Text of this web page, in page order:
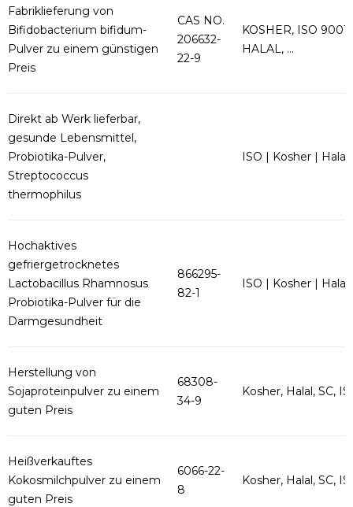
Fabriklieferung von
Bifidobacterium bifidum-
Pulver zu einem günstigen
Preis
CAS NO.
206632-
22-9
KOSHER, ISO 9001,
HALAL, ...
Direkt ab Werk lieferbar,
gesunde Lebensmittel,
Probiotika-Pulver,
Streptococcus
thermophilus
ISO | Kosher | Halal
Hochaktives
gefriergetrocknetes
Lactobacillus Rhamnosus
Probiotika-Pulver für die
Darmgesundheit
866295-
82-1
ISO | Kosher | Halal
Herstellung von
Sojaproteinpulver zu einem
guten Preis
68308-
34-9
Kosher, Halal, SC,
Heißverkauftes
Kokosmilchpulver zu einem
guten Preis
6066-22-
8
Kosher, Halal, SC,